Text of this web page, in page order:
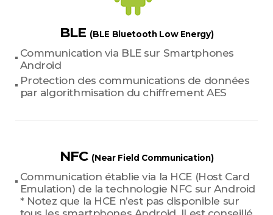
BLE (BLE Bluetooth Low Energy)
Communication via BLE sur Smartphones
Android
Protection des communications de données
par algorithmisation du chiffrement AES
NFC (Near Field Communication)
Communication établie via la HCE (Host Card
Emulation) de la technologie NFC sur Android
* Notez que la HCE n’est pas disponible sur